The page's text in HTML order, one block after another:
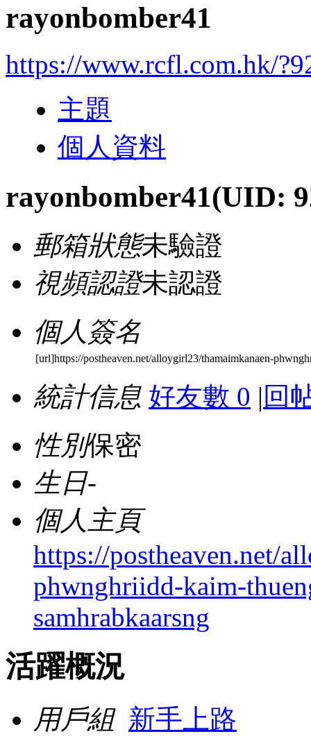
rayonbomber41
https://www.rcfl.com.hk/
主題
個人資料
rayonbomber41(UID:
郵箱狀態未驗證
視頻認證未認證
個人簽名
[url]https://postheaven.net/alloygirl23/thamaimkanaen-
統計信息 好友數 0 | 回
性別保密
生日-
個人主頁
https://postheaven.net/
phwnghriidd-kaim-
samhrabkaarsng
活躍概況
用戶組 新手上路